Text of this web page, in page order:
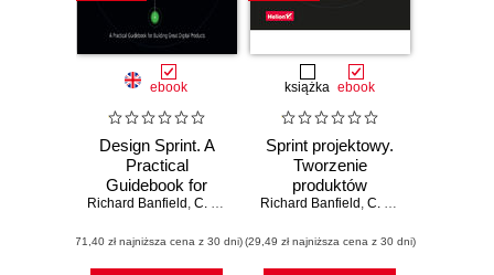
ebook
Design Sprint. A
Practical
Guidebook for
Building Great
Richard Banfield , C. Todd Lombardo Trace Wax
(71,40 zł najniższa cena z 30 dni)
książka ebook
Sprint projektowy.
Tworzenie
produktów
cyfrowych
Richard Banfield , C. Todd Lombardo
(29,49 zł najniższa cena z 30 dni)